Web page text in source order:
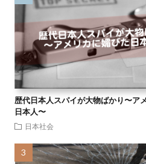
歴代日本人スパイが大物ばかり〜ア
日本人〜
日本社会